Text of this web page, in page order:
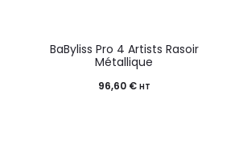
BaByliss Pro 4 Artists Rasoir
Métallique
96,60 € HT